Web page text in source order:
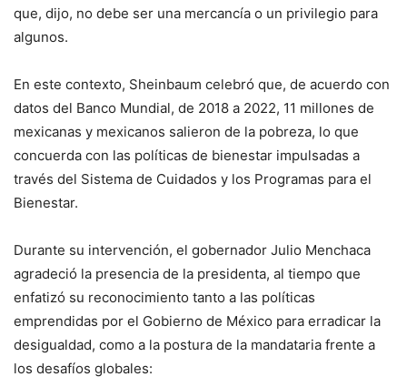
que, dijo, no debe ser una mercancía o un privilegio para
algunos.
En este contexto, Sheinbaum celebró que, de acuerdo con
datos del Banco Mundial, de 2018 a 2022, 11 millones de
mexicanas y mexicanos salieron de la pobreza, lo que
concuerda con las políticas de bienestar impulsadas a
través del Sistema de Cuidados y los Programas para el
Bienestar.
Durante su intervención, el gobernador Julio Menchaca
agradeció la presencia de la presidenta, al tiempo que
enfatizó su reconocimiento tanto a las políticas
emprendidas por el Gobierno de México para erradicar la
desigualdad, como a la postura de la mandataria frente a
los desafíos globales: